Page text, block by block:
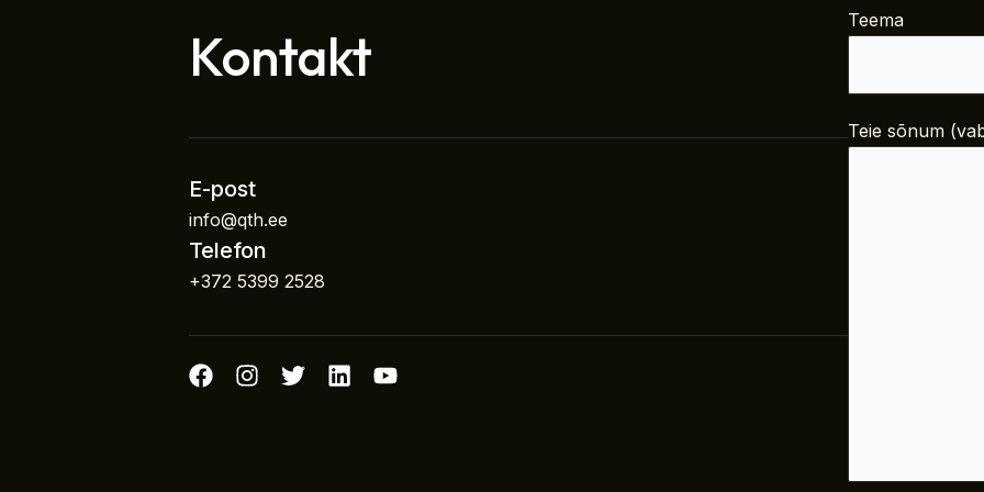
Kontakt
E-post
info@qth.ee
Telefon
+372 5399 2528
Teema
Teie sõnum